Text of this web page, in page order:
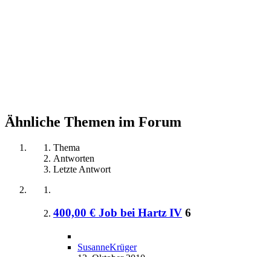
Ähnliche Themen im Forum
Thema
Antworten
Letzte Antwort
400,00 € Job bei Hartz IV 6
SusanneKrüger